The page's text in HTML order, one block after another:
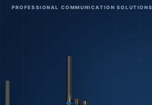
PROFESSIONAL COMMUNICATION SOLUTIONS